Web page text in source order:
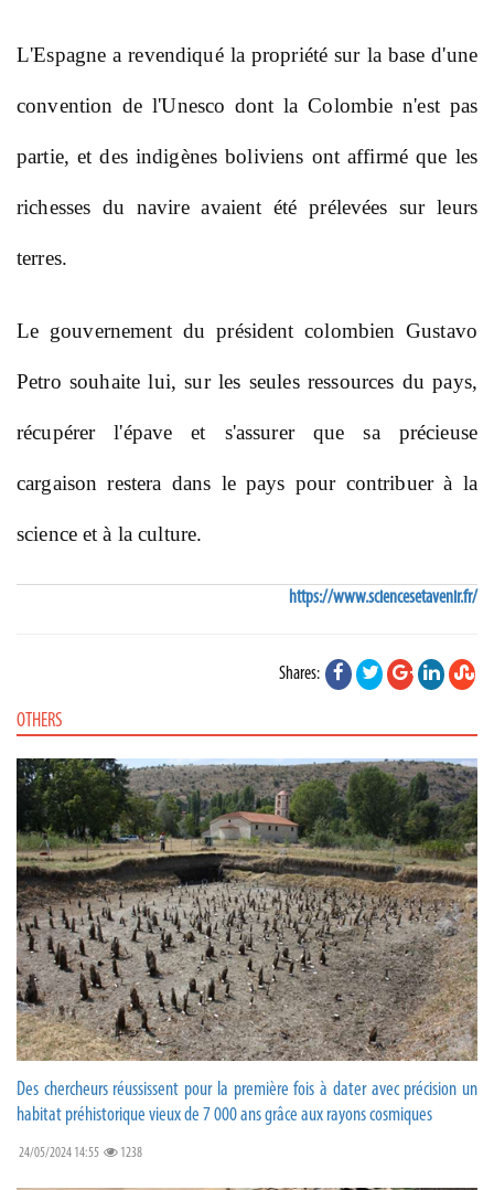
L'Espagne a revendiqué la propriété sur la base d'une
convention de l'Unesco dont la Colombie n'est pas
partie, et des indigènes boliviens ont affirmé que les
richesses du navire avaient été prélevées sur leurs
terres.
Le gouvernement du président colombien Gustavo
Petro souhaite lui, sur les seules ressources du pays,
récupérer l'épave et s'assurer que sa précieuse
cargaison restera dans le pays pour contribuer à la
science et à la culture.
https://www.sciencesetavenir.fr/
Shares:
OTHERS
Des chercheurs réussissent pour la première fois à dater avec précision un
habitat préhistorique vieux de 7 000 ans grâce aux rayons cosmiques
24/05/2024 14:55 1238